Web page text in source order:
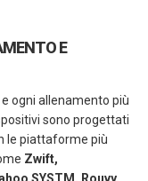
E
ogni allenamento più
sono progettati
le piattaforme più
Zwift,